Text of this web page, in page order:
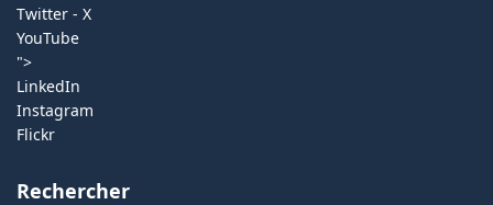
Twitter - X
YouTube
">
LinkedIn
Instagram
Flickr
Rechercher